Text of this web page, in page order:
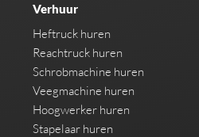
Verhuur
Heftruck huren
Reachtruck huren
Schrobmachine huren
Veegmachine huren
Hoogwerker huren
Stapelaar huren